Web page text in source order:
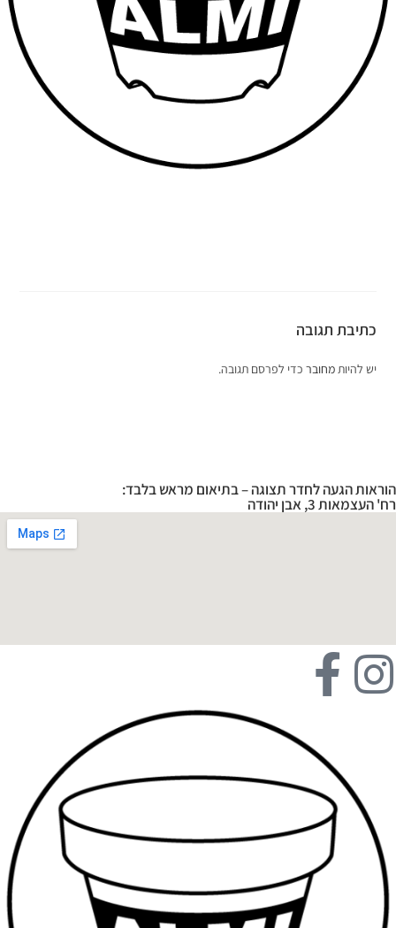
כתיבת תגובה
יש להיותמחובר כדי לפרסם תגובה.
הוראות הגעה לחדר תצוגה – בתיאום מראש בלבד:
רח' העצמאות 3, אבן יהודה